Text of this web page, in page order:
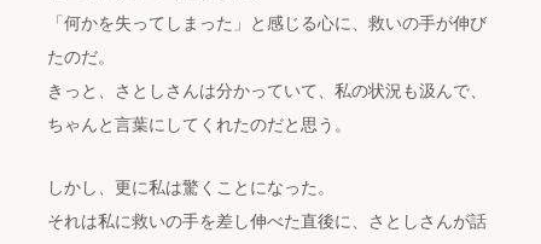
「何かを失ってしまった」と感じる心に、救いの手が伸び
たのだ。
きっと、さとしさんは分かっていて、私の状況も汲んで、
ちゃんと言葉にしてくれたのだと思う。
しかし、更に私は驚くことになった。
それは私に救いの手を差し伸べた直後に、さとしさんが話